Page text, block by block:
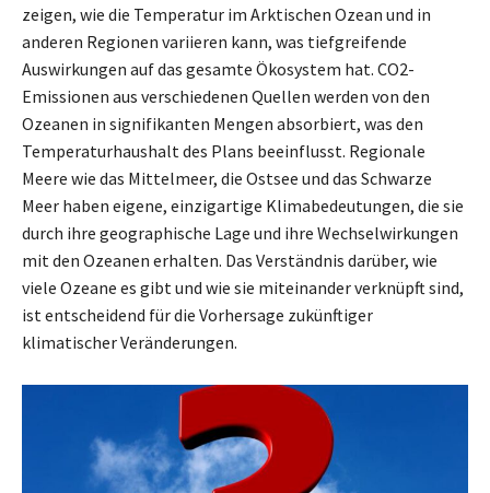
zeigen, wie die Temperatur im Arktischen Ozean und in
anderen Regionen variieren kann, was tiefgreifende
Auswirkungen auf das gesamte Ökosystem hat. CO2-
Emissionen aus verschiedenen Quellen werden von den
Ozeanen in signifikanten Mengen absorbiert, was den
Temperaturhaushalt des Plans beeinflusst. Regionale
Meere wie das Mittelmeer, die Ostsee und das Schwarze
Meer haben eigene, einzigartige Klimabedeutungen, die sie
durch ihre geographische Lage und ihre Wechselwirkungen
mit den Ozeanen erhalten. Das Verständnis darüber, wie
viele Ozeane es gibt und wie sie miteinander verknüpft sind,
ist entscheidend für die Vorhersage zukünftiger
klimatischer Veränderungen.